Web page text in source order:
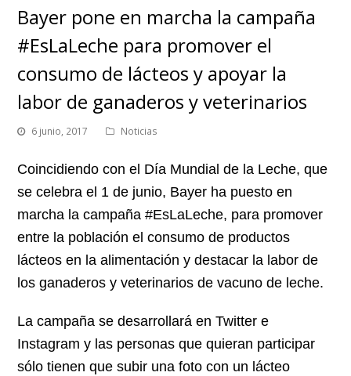
Bayer pone en marcha la campaña
#EsLaLeche para promover el
consumo de lácteos y apoyar la
labor de ganaderos y veterinarios
6 junio, 2017 Noticias
Coincidiendo con el Día Mundial de la Leche, que
se celebra el 1 de junio, Bayer ha puesto en
marcha la campaña #EsLaLeche, para promover
entre la población el consumo de productos
lácteos en la alimentación y destacar la labor de
los ganaderos y veterinarios de vacuno de leche.
La campaña se desarrollará en Twitter e
Instagram y las personas que quieran participar
sólo tienen que subir una foto con un lácteo